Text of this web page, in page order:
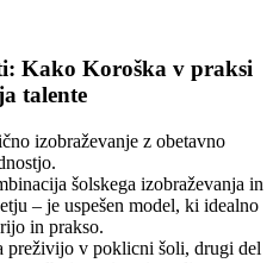
Kako Koroška v praksi
talente
izobraževanje z obetavno
šolskega izobraževanja in
– je uspešen model, ki idealno
in prakso.
preživijo v poklicni šoli, drugi del